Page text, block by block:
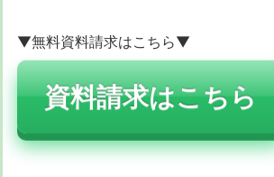
▼無料資料請求はこちら▼
資料請求はこちら